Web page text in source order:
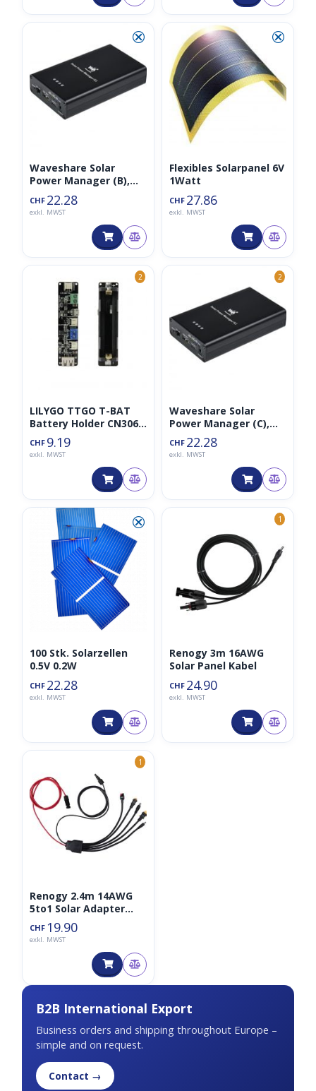
B2B International Export
Business orders and shipping throughout Europe –
simple and on request.
Contact →
⮿
Waveshare Solar
Power Manager (B),
inkl. 10000mAh Akku
CHF 22.28
exkl. MWST
⮿
Flexibles Solarpanel 6V
1Watt
CHF 27.86
exkl. MWST
2
LILYGO TTGO T-BAT
Battery Holder CN3065
Solar Charger
CHF 9.19
exkl. MWST
2
Waveshare Solar
Power Manager (C),
exkl. 3x 18650 Akkus
CHF 22.28
exkl. MWST
⮿
100 Stk. Solarzellen
0.5V 0.2W
CHF 22.28
exkl. MWST
1
Renogy 3m 16AWG
Solar Panel Kabel
CHF 24.90
exkl. MWST
1
Renogy 2.4m 14AWG
5to1 Solar Adapter
Kabel
CHF 19.90
exkl. MWST